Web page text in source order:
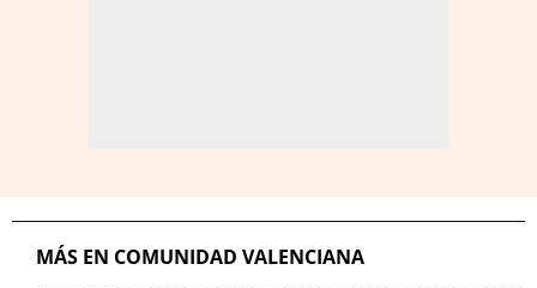
MÁS EN COMUNIDAD VALENCIANA